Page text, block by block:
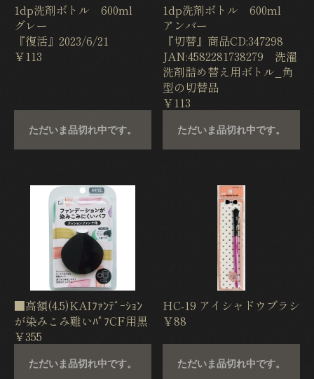
1dp洗剤ボトル 600ml
グレー
『復活』2023/6/21
￥113
ただいま品切れ中です。
1dp洗剤ボトル 600ml
アンバー
『切替』商品CD:347298
JAN:4582281738279 洗濯
洗剤詰め替え用ボトル_角
型の切替品
￥113
ただいま品切れ中です。
■高額(4.5)KAIﾌｧﾝﾃﾞｰｼｮﾝ
が染みこみ難いﾊﾟﾌCF用黒
￥355
ただいま品切れ中です。
HC-19 アイシャドウブラシ
￥88
ただいま品切れ中です。